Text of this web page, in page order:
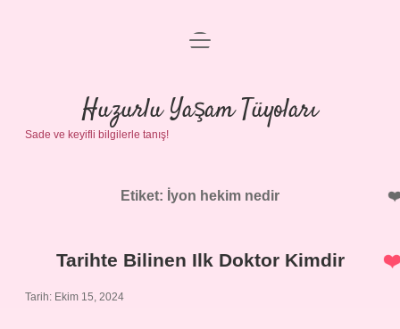
Anasayfa
Gizlilik Politikası
Yasal Uyarı
menüyü
Huzurlu Yaşam Tüyoları
Sade ve keyifli bilgilerle tanış!
Etiket: İyon hekim nedir
Tarihte Bilinen Ilk Doktor Kimdir
Tarih: Ekim 15, 2024